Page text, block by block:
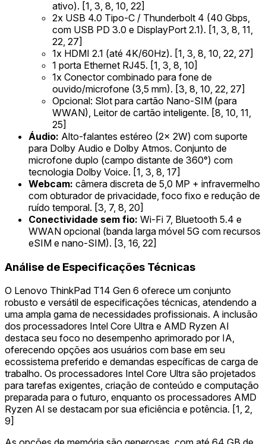
ativo). [1, 3, 8, 10, 22]
2x USB 4.0 Tipo-C / Thunderbolt 4 (40 Gbps,
com USB PD 3.0 e DisplayPort 2.1). [1, 3, 8, 11,
22, 27]
1x HDMI 2.1 (até 4K/60Hz). [1, 3, 8, 10, 22, 27]
1 porta Ethernet RJ45. [1, 3, 8, 10]
1x Conector combinado para fone de
ouvido/microfone (3,5 mm). [3, 8, 10, 22, 27]
Opcional: Slot para cartão Nano-SIM (para
WWAN), Leitor de cartão inteligente. [8, 10, 11,
25]
Áudio: Alto-falantes estéreo (2x 2W) com suporte
para Dolby Audio e Dolby Atmos. Conjunto de
microfone duplo (campo distante de 360°) com
tecnologia Dolby Voice. [1, 3, 8, 17]
Webcam: câmera discreta de 5,0 MP + infravermelho
com obturador de privacidade, foco fixo e redução de
ruído temporal. [3, 7, 8, 20]
Conectividade sem fio: Wi-Fi 7, Bluetooth 5.4 e
WWAN opcional (banda larga móvel 5G com recursos
eSIM e nano-SIM). [3, 16, 22]
Análise de Especificações Técnicas
O Lenovo ThinkPad T14 Gen 6 oferece um conjunto
robusto e versátil de especificações técnicas, atendendo a
uma ampla gama de necessidades profissionais. A inclusão
dos processadores Intel Core Ultra e AMD Ryzen AI
destaca seu foco no desempenho aprimorado por IA,
oferecendo opções aos usuários com base em seu
ecossistema preferido e demandas específicas de carga de
trabalho. Os processadores Intel Core Ultra são projetados
para tarefas exigentes, criação de conteúdo e computação
preparada para o futuro, enquanto os processadores AMD
Ryzen AI se destacam por sua eficiência e potência. [1, 2,
9]